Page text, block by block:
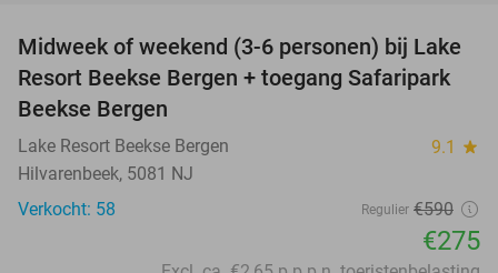
53%
Midweek of weekend (3-6 personen) bij Lake
Resort Beekse Bergen + toegang Safaripark
Beekse Bergen
Lake Resort Beekse Bergen 9.1 star
Hilvarenbeek, 5081 NJ
Verkocht: 58
Regulier €590
€275